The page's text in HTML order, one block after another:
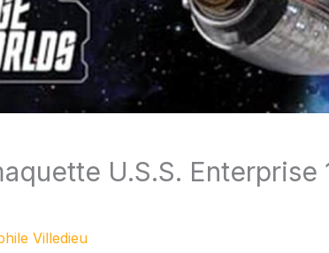
U.S.S. Enterprise
Villedieu